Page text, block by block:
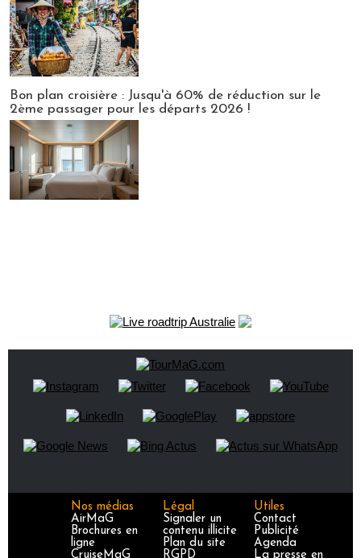
Bon plan croisière : Jusqu'à 60% de réduction sur le
2ème passager pour les départs 2026 !
Nos médias
AirMaG
Brochures en
ligne
CruiseMaG
Légal
Signaler un
contenu illicite
Plan du site
RGPD
Utiles
Contact
Publicité
Agenda
La presse en